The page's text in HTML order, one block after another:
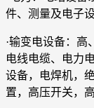
件、测量及电子
·输变电设备：高
电线电缆、电力
设备，电焊机，
置，高压开关，